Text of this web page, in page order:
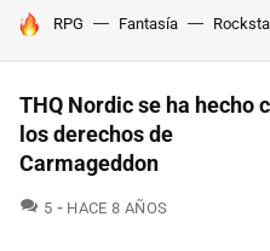
HOY SE HABLA DE
RPG Fantasía
THQ Nordic se ha hecho
los derechos de
Carmageddon
5 COMENTARIOS
HACE 8 AÑOS